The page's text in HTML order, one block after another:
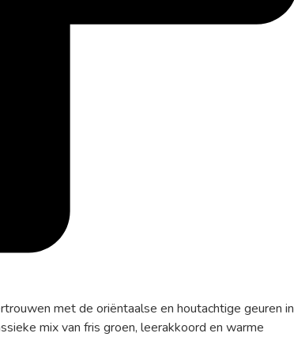
met de oriëntaalse en houtachtige geuren in
mix van fris groen, leerakkoord en warme